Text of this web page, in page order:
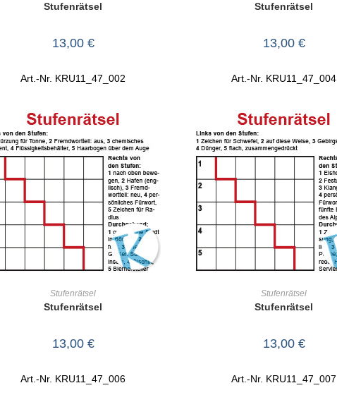
Stufenrätsel
13,00 €
Art.-Nr. KRU11_47_002
Stufenrätsel
13,00 €
Art.-Nr. KRU11_47_004
Stufenrätsel
Stufenrätsel
13,00 €
Art.-Nr. KRU11_47_006
Stufenrätsel
Stufenrätsel
13,00 €
Art.-Nr. KRU11_47_007